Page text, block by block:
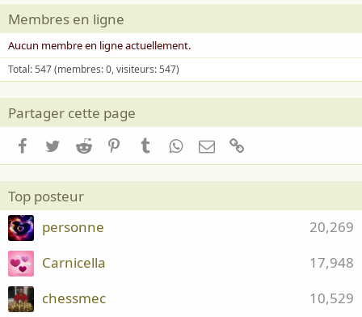
Membres en ligne
Aucun membre en ligne actuellement.
Total: 547 (membres: 0, visiteurs: 547)
Partager cette page
Facebook
TwitterReddit PinterestTumblrWhatsApp
Email
Top posteur
20,269
personne
17,948
Carnicella
10,529
chessmec